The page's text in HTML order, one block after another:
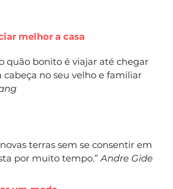
melhor a casa
quão bonito é viajar até chegar
cabeça no seu velho e familiar
terras sem se consentir em
por muito tempo.”Andre Gide